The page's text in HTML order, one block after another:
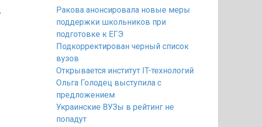
Ракова анонсировала новые меры
поддержки школьников при
подготовке к ЕГЭ
Подкорректирован черный список
вузов
Открывается институт IT-технологий
Ольга Голодец выступила с
предложением
Украинские ВУЗы в рейтинг не
попадут